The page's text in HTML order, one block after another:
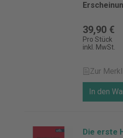
39,90 €
Pro Stück
inkl. MwSt.
Zur
In den
Die erste